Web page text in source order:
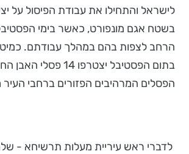
לישראל והתחילו את עבודת הפיסול על
בשטח אגם מונפורט, כאשר בימי
הרחב לצפות בהם במהלך עבודתם.
הפסלים המרהיבים הפזורים ברחבי
לדברי ראש עיריית מעלות תרשיחא -